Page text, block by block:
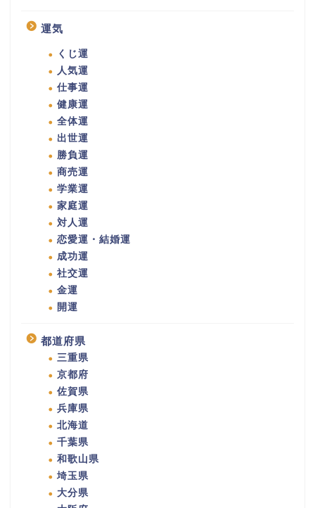
運気
くじ運
人気運
仕事運
健康運
全体運
出世運
勝負運
商売運
学業運
家庭運
対人運
恋愛運・結婚運
成功運
社交運
金運
開運
都道府県
三重県
京都府
佐賀県
兵庫県
北海道
千葉県
和歌山県
埼玉県
大分県